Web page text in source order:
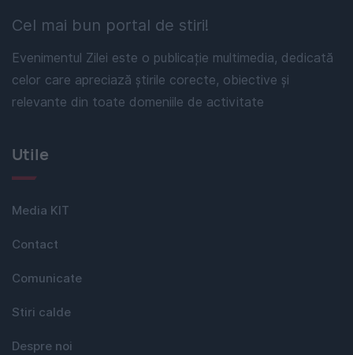
Cel mai bun portal de stiri!
Evenimentul Zilei este o publicație multimedia, dedicată
celor care apreciază știrile corecte, obiective și
relevante din toate domeniile de activitate
Utile
Media KIT
Contact
Comunicate
Stiri calde
Despre noi